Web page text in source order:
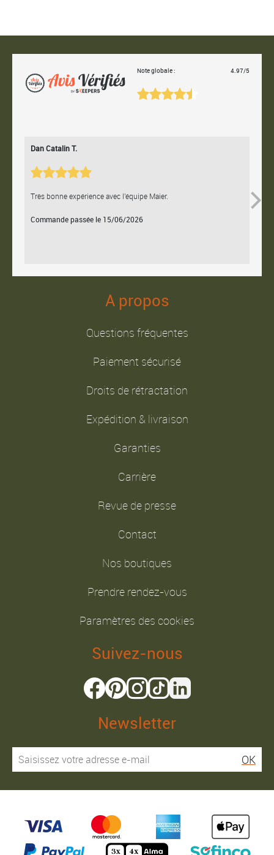
Note globale : 4.97/5
Dan Catalin T.
Très bonne expérience avec l'équipe Maier.
Commande passée le 15/06/2026
A propos
Questions fréquentes
Paiement sécurisé
Droits de rétractation
Expédition & livraison
Garanties
Carrière
Revue de presse
Contact
Nos boutiques
Prendre rendez-vous
Paramètres des cookies
Suivez-nous
Newsletter
OK